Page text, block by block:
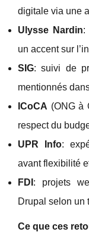
digitale via une
Ulysse Nardin:
un accent sur
SIG: suivi de
mentionnés
ICoCA (ONG à
respect du
UPR Info:
avant flexibilité
FDI : projets
Drupal selon un
Ce que ces